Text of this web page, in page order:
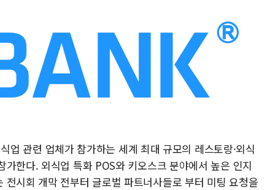
관련 업체가 참가하는 세계 최대 규모의 레스토랑·외식
한다. 외식업 특화 POS와 키오스크 분야에서 높은 인지
시회 개막 전부터 글로벌 파트너사들로 부터 미팅 요청을